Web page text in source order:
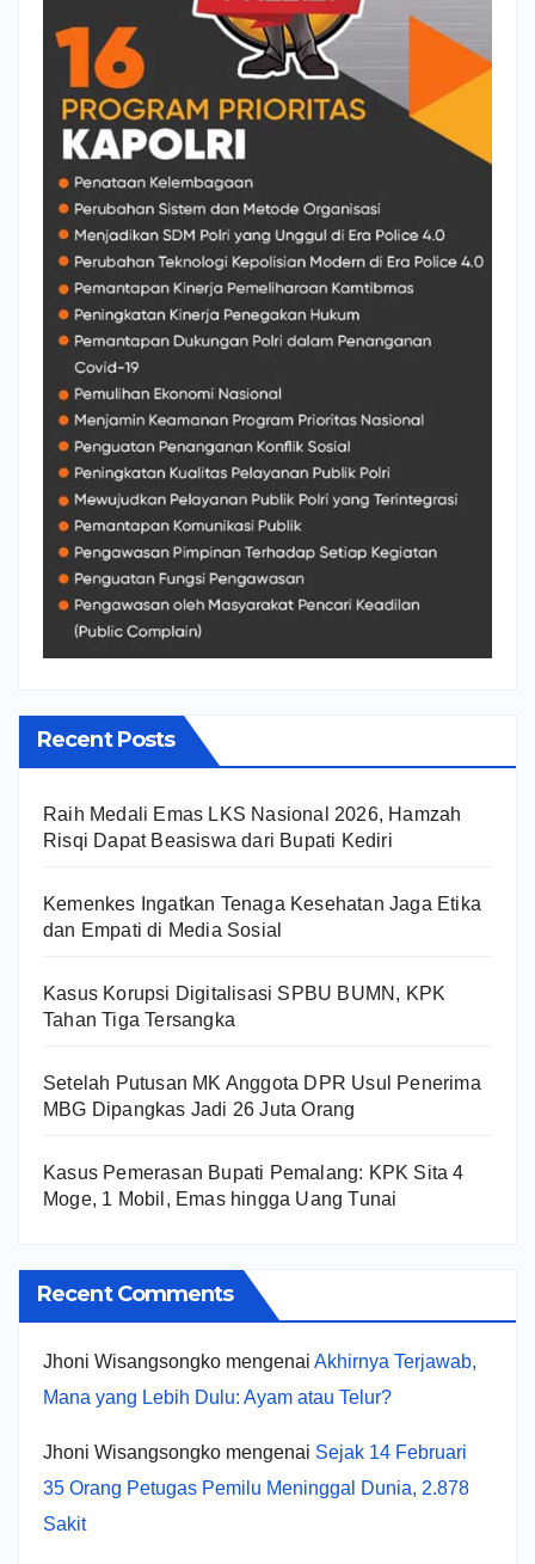
Recent Posts
Raih Medali Emas LKS Nasional 2026, Hamzah
Risqi Dapat Beasiswa dari Bupati Kediri
Kemenkes Ingatkan Tenaga Kesehatan Jaga Etika
dan Empati di Media Sosial
Kasus Korupsi Digitalisasi SPBU BUMN, KPK
Tahan Tiga Tersangka
Setelah Putusan MK Anggota DPR Usul Penerima
MBG Dipangkas Jadi 26 Juta Orang
Kasus Pemerasan Bupati Pemalang: KPK Sita 4
Moge, 1 Mobil, Emas hingga Uang Tunai
Recent Comments
Jhoni Wisangsongko mengenai Akhirnya Terjawab,
Mana yang Lebih Dulu: Ayam atau Telur?
Jhoni Wisangsongko mengenai Sejak 14 Februari
35 Orang Petugas Pemilu Meninggal Dunia, 2.878
Sakit